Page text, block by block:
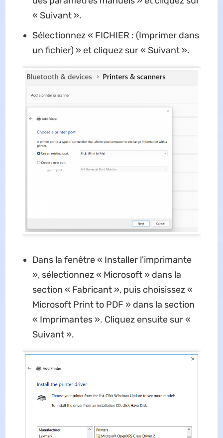
« Suivant ».
Sélectionnez « FICHIER : (Imprimer dans
un fichier) » et cliquez sur « Suivant ».
Dans la fenêtre « Installer l'imprimante
», sélectionnez « Microsoft » dans la
section « Fabricant », puis choisissez «
Microsoft Print to PDF » dans la section
« Imprimantes ». Cliquez ensuite sur «
Suivant ».